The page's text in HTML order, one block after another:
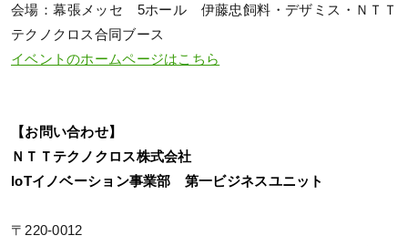
会場：幕張メッセ 5ホール 伊藤忠飼料・デザミス・ＮＴＴ
テクノクロス合同ブース
イベントのホームページはこちら
【お問い合わせ】
ＮＴＴテクノクロス株式会社
IoTイノベーション事業部 第一ビジネスユニット
〒220-0012